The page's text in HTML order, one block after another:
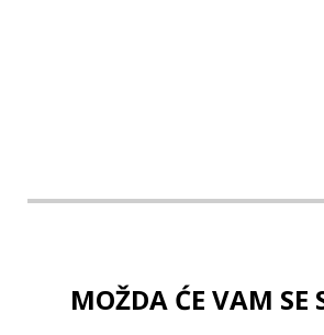
MOŽDA ĆE VAM SE